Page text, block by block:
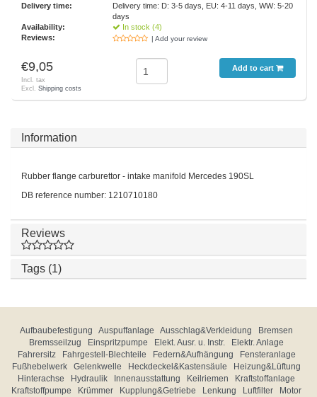
Delivery time:
Delivery time: D: 3-5 days, EU: 4-11 days, WW: 5-20
days
Availability:
In stock (4)
Reviews:
| Add your review
€9,05
Incl. tax
Excl. Shipping costs
Add to cart
Information
Rubber flange carburettor - intake manifold Mercedes 190SL
DB reference number: 1210710180
Reviews
Tags (1)
Aufbaubefestigung Auspuffanlage Ausschlag&Verkleidung
Bremsen
Bremsseilzug
Einspritzpumpe Elekt. Ausr. u. Instr.
Elektr. Anlage
Fahrersitz
Fahrgestell-Blechteile Federn&Aufhängung
Fensteranlage
Fußhebelwerk
Gelenkwelle Heckdeckel&Kastensäule
Heizung&Lüftung
Hinterachse
Hydraulik Innenausstattung Keilriemen
Kraftstoffanlage
Kraftstoffpumpe
Krümmer Kupplung&Getriebe Lenkung Luftfilter
Motor